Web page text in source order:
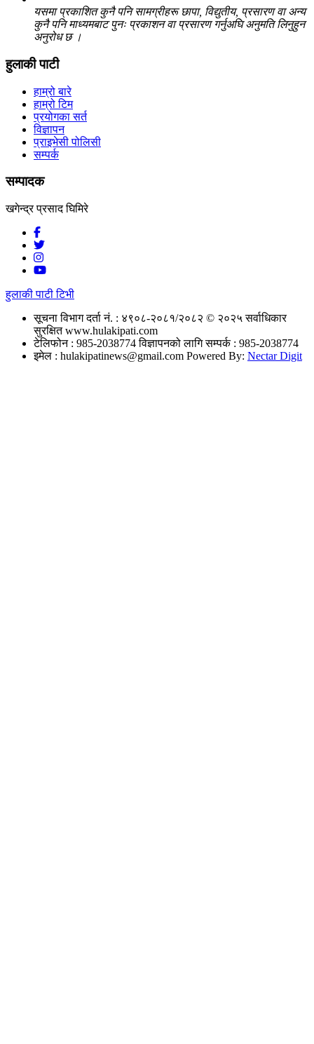
यसमा प्रकाशित कुनै पनि सामग्रीहरू छापा, विद्युतीय, प्रसारण वा अन्य
कुनै पनि माध्यमबाट पुनः प्रकाशन वा प्रसारण गर्नुअघि अनुमति लिनुहुन
अनुरोध छ ।
हुलाकी पाटी
हाम्रो बारे
हाम्रो टिम
प्रयोगका सर्त
विज्ञापन
प्राइभेसी पोलिसी
सम्पर्क
सम्पादक
खगेन्द्र प्रसाद घिमिरे
हुलाकी पाटी टिभी
सूचना विभाग दर्ता नं. : ४९०८-२०८१/२०८२ © २०२५ सर्वाधिकार
सुरक्षित www.hulakipati.com
टेलिफोन : 985-2038774विज्ञापनको लागि सम्पर्क : 985-2038774
इमेल : hulakipatinews@gmail.com Powered By: Nectar Digit